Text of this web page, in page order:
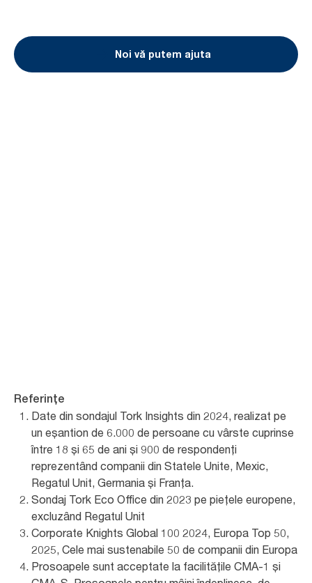
Noi vă putem ajuta
Referințe
Date din sondajul Tork Insights din 2024, realizat pe
un eșantion de 6.000 de persoane cu vârste cuprinse
între 18 și 65 de ani și 900 de respondenți
reprezentând companii din Statele Unite, Mexic,
Regatul Unit, Germania și Franța.
Sondaj Tork Eco Office din 2023 pe piețele europene,
excluzând Regatul Unit
Corporate Knights Global 100 2024, Europa Top 50,
2025, Cele mai sustenabile 50 de companii din Europa
Prosoapele sunt acceptate la facilitățile CMA-1 și